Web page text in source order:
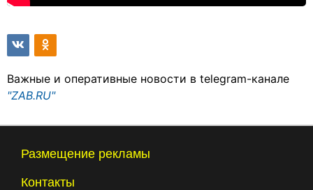
Важные и оперативные новости в telegram-канале
"ZAB.RU"
Размещение рекламы
Контакты